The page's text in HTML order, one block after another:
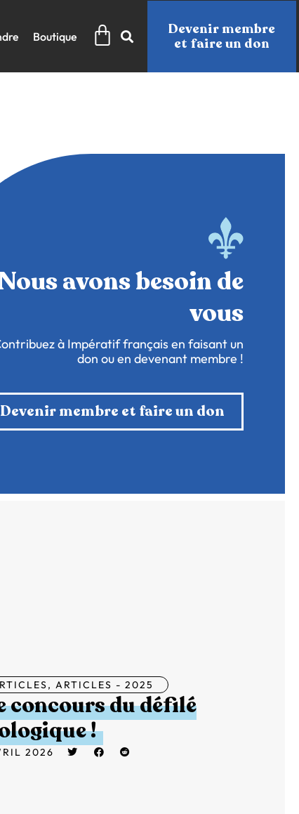
Boutique Panier
Devenir membre
et faire un don
Nous avons besoin de
vous
à Impératif français en faisant un
don ou en devenant membre !
Devenir membre et faire un don
, ARTICLES - 2025
concours du défilé
!
2026